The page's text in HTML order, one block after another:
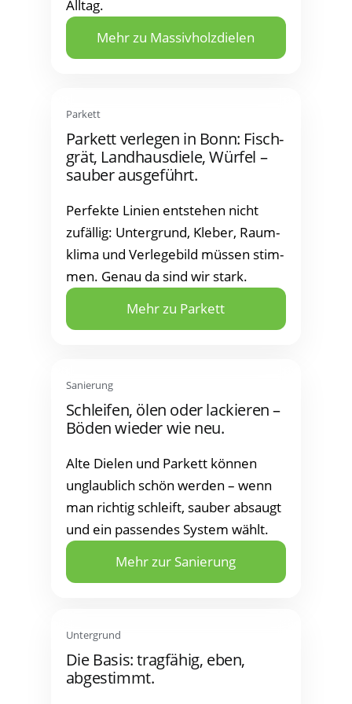
All­tag.
Mehr zu Massivholzdielen
Par­kett
Par­kett ver­le­gen in Bonn: Fisch­
grät, Land­h­aus­die­le, Wür­fel –
sau­ber ausgeführt.
Per­fek­te Lini­en ent­ste­hen nicht
zufäl­lig: Unter­grund, Kle­ber, Raum­
kli­ma und Ver­le­ge­bild müs­sen stim­
men. Genau da sind wir stark.
Mehr zu Parkett
Sanie­rung
Schlei­fen, ölen oder lackie­ren –
Böden wie­der wie neu.
Alte Die­len und Par­kett kön­nen
unglaub­lich schön wer­den – wenn
man rich­tig schleift, sau­ber absaugt
und ein pas­sen­des Sys­tem wählt.
Mehr zur Sanierung
Unter­grund
Die Basis: trag­fä­hig, eben,
abgestimmt.